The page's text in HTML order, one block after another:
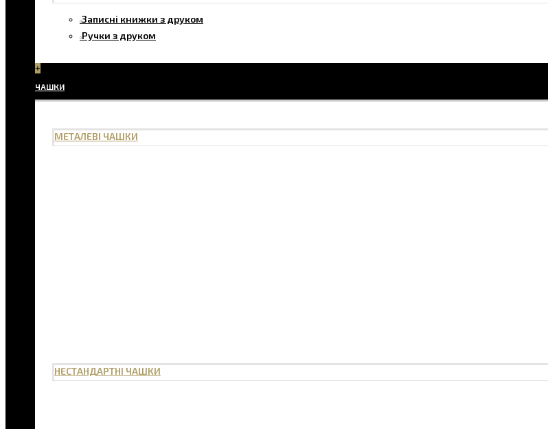
Записні книжки з друком
Ручки з друком
+
ЧАШКИ
МЕТАЛЕВІ ЧАШКИ
НЕСТАНДАРТНІ ЧАШКИ